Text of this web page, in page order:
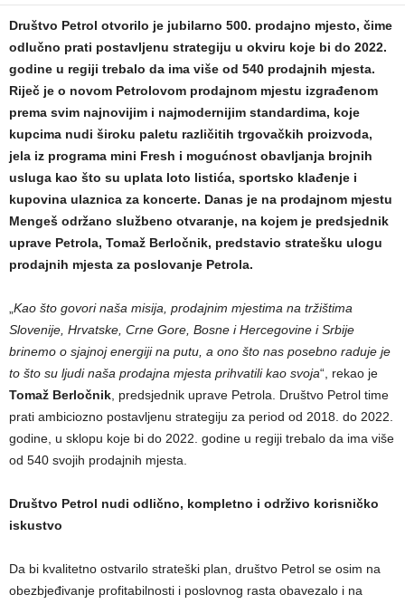
Društvo Petrol otvorilo je jubilarno 500. prodajno mjesto, čime
odlučno prati postavljenu strategiju u okviru koje bi do 2022.
godine u regiji trebalo da ima više od 540 prodajnih mjesta.
Riječ je o novom Petrolovom prodajnom mjestu izgrađenom
prema svim najnovijim i najmodernijim standardima, koje
kupcima nudi široku paletu različitih trgovačkih proizvoda,
jela iz programa mini Fresh i mogućnost obavljanja brojnih
usluga kao što su uplata loto listića, sportsko klađenje i
kupovina ulaznica za koncerte. Danas je na prodajnom mjestu
Mengeš održano službeno otvaranje, na kojem je predsjednik
uprave Petrola, Tomaž Berločnik, predstavio stratešku ulogu
prodajnih mjesta za poslovanje Petrola.
„Kao što govori naša misija, prodajnim mjestima na tržištima
Slovenije, Hrvatske, Crne Gore, Bosne i Hercegovine i Srbije
brinemo o sjajnoj energiji na putu, a ono što nas posebno raduje je
to što su ljudi naša prodajna mjesta prihvatili kao svoja“, rekao je
Tomaž Berločnik, predsjednik uprave Petrola. Društvo Petrol time
prati ambiciozno postavljenu strategiju za period od 2018. do 2022.
godine, u sklopu koje bi do 2022. godine u regiji trebalo da ima više
od 540 svojih prodajnih mjesta.
Društvo Petrol nudi odlično, kompletno i održivo korisničko
iskustvo
Da bi kvalitetno ostvarilo strateški plan, društvo Petrol se osim na
obezbjeđivanje profitabilnosti i poslovnog rasta obavezalo i na